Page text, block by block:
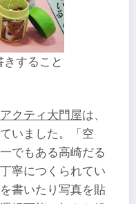
きすること
アクティ大門屋は、
いました。「空
でもある高崎だる
寧につくられてい
書いたり写真を貼